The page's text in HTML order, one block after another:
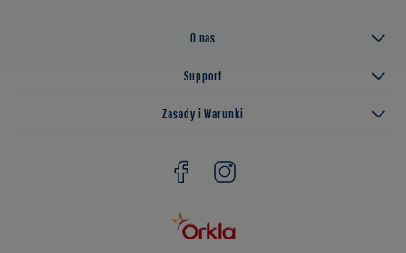
O nas
Support
Zasady i Warunki